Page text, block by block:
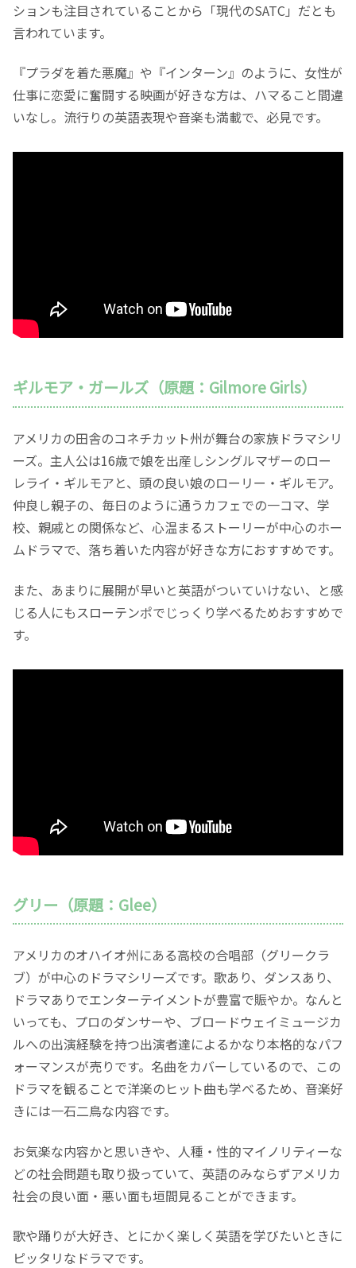
ションも注目されていることから「現代のSATC」だとも
言われています。
『プラダを着た悪魔』や『インターン』のように、女性が
仕事に恋愛に奮闘する映画が好きな方は、ハマること間違
いなし。流行りの英語表現や音楽も満載で、必見です。
ギルモア・ガールズ（原題：Gilmore Girls）
アメリカの田舎のコネチカット州が舞台の家族ドラマシリ
ーズ。主人公は16歳で娘を出産しシングルマザーのロー
レライ・ギルモアと、頭の良い娘のローリー・ギルモア。
仲良し親子の、毎日のように通うカフェでの一コマ、学
校、親戚との関係など、心温まるストーリーが中心のホー
ムドラマで、落ち着いた内容が好きな方におすすめです。
また、あまりに展開が早いと英語がついていけない、と感
じる人にもスローテンポでじっくり学べるためおすすめで
す。
グリー（原題：Glee）
アメリカのオハイオ州にある高校の合唱部（グリークラ
ブ）が中心のドラマシリーズです。歌あり、ダンスあり、
ドラマありでエンターテイメントが豊富で賑やか。なんと
いっても、プロのダンサーや、ブロードウェイミュージカ
ルへの出演経験を持つ出演者達によるかなり本格的なパフ
ォーマンスが売りです。名曲をカバーしているので、この
ドラマを観ることで洋楽のヒット曲も学べるため、音楽好
きには一石二鳥な内容です。
お気楽な内容かと思いきや、人種・性的マイノリティーな
どの社会問題も取り扱っていて、英語のみならずアメリカ
社会の良い面・悪い面も垣間見ることができます。
歌や踊りが大好き、とにかく楽しく英語を学びたいときに
ピッタリなドラマです。